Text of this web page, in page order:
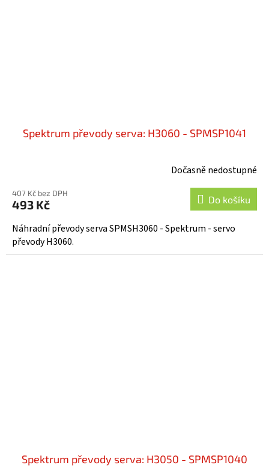
Spektrum převody serva: H3060 - SPMSP1041
Dočasně nedostupné
407 Kč bez DPH
493 Kč Do košíku
Náhradní převody serva SPMSH3060 - Spektrum - servo
převody H3060.
Spektrum převody serva: H3050 - SPMSP1040